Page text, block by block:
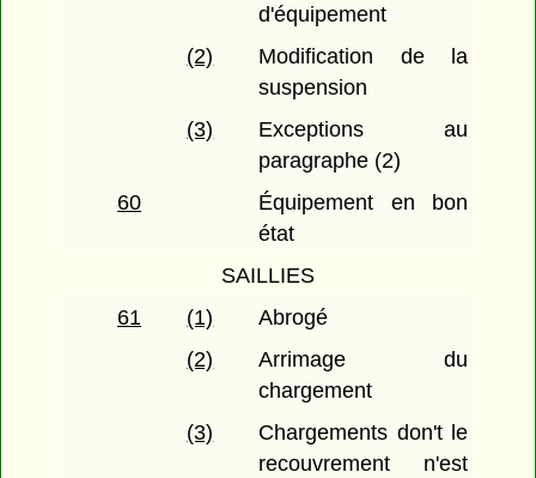
d'équipement
(2)
Modification de la
suspension
(3)
Exceptions au
paragraphe (2)
60
Équipement en bon
état
SAILLIES
61
(1)
Abrogé
(2)
Arrimage du
chargement
(3)
Chargements don't le
recouvrement n'est